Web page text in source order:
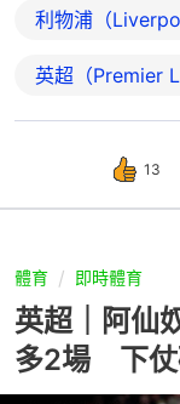
利物浦（
英超（Premier
13
體育 即時體育
英超｜阿仙
多2場 下仗